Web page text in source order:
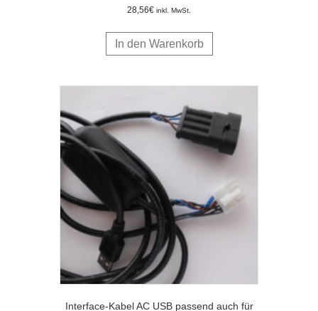
28,56€ inkl. MwSt.
In den Warenkorb
Interface-Kabel AC USB passend auch für